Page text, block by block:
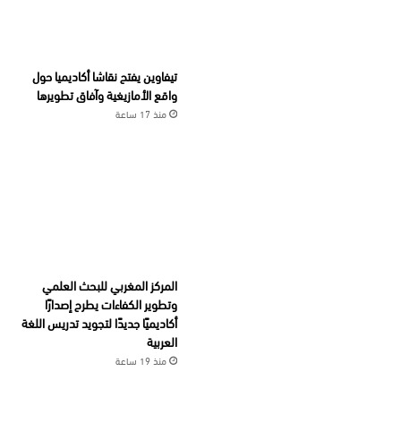
تيفاوين يفتح نقاشا أكاديميا حول
واقع الأمازيغية وآفاق تطويرها
منذ 17 ساعة
المركز المغربي للبحث العلمي
وتطوير الكفاءات يطرح إصدارًا
أكاديميًا جديدًا لتجويد تدريس اللغة
العربية
منذ 19 ساعة